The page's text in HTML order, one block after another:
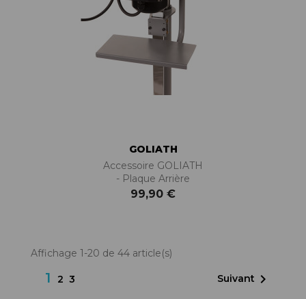
GOLIATH
Accessoire GOLIATH
- Plaque Arrière
99,90 €
Affichage 1-20 de 44 article(s)
1 2 3 Suivant 